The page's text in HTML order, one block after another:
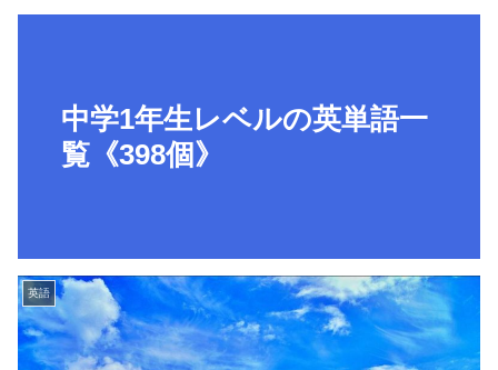
中学1年生レベルの英単語一
覧《398個》
英語